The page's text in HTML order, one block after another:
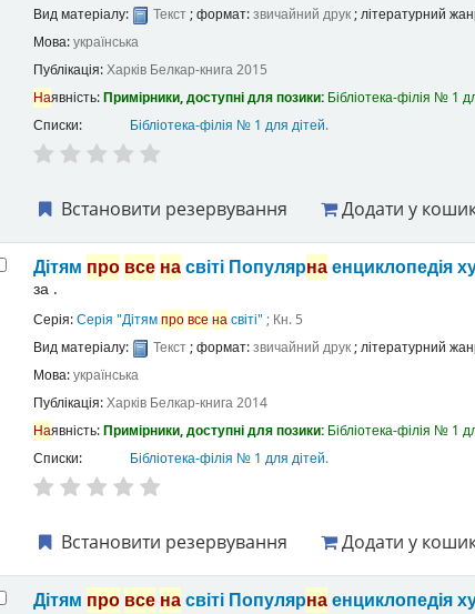
Вид матеріалу:
Текст; формат:звичайний друк; літературний
Мова:українська
Публікація:Харків Белкар-книга2015
Наявність:Примірники, доступні для позики: Бібліотека-філія № 1
Списки:
Бібліотека-філія № 1 для дітей.
Встановити резервування Додати у
Дітям про все насвіті Популярнаенциклопедія
за .
Серія:Серія "Дітямпровсе насвіті" ; Кн. 5
Вид матеріалу:
Текст; формат:звичайний друк; літературний
Мова:українська
Публікація:Харків Белкар-книга2014
Наявність:Примірники, доступні для позики: Бібліотека-філія № 1
Списки:
Бібліотека-філія № 1 для дітей.
Встановити резервування Додати у
Дітям про все насвіті Популярнаенциклопедія